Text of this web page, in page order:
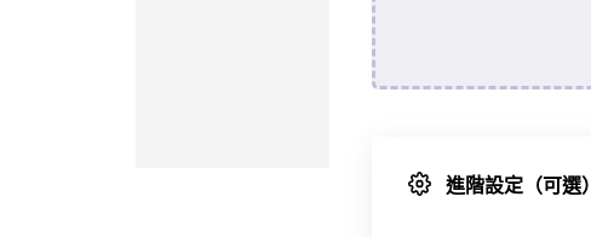
進階設定（可選）